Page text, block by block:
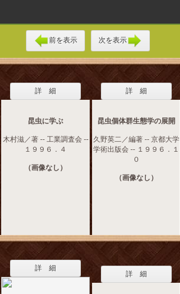
前を表示 次を表示
詳 細
昆虫に学ぶ
木村滋／著 -- 工業調査会 --
１９９６．４
（画像なし）
詳 細
昆虫個体群生態学の展開
久野英二／編著 -- 京都大学
学術出版会 -- １９９６．１
０
（画像なし）
詳 細
詳 細